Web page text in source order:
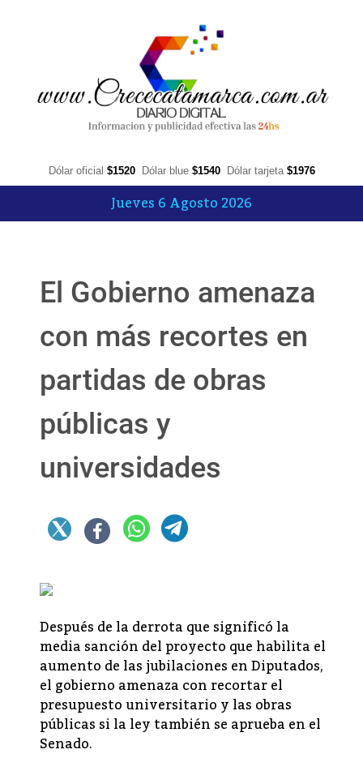
Dólar oficial $1520 Dólar blue $1540 Dólar tarjeta $1976
Jueves 6 Agosto 2026
El Gobierno amenaza
con más recortes en
partidas de obras
públicas y
universidades
Después de la derrota que significó la
media sanción del proyecto que habilita el
aumento de las jubilaciones en Diputados,
el gobierno amenaza con recortar el
presupuesto universitario y las obras
públicas si la ley también se aprueba en el
Senado.